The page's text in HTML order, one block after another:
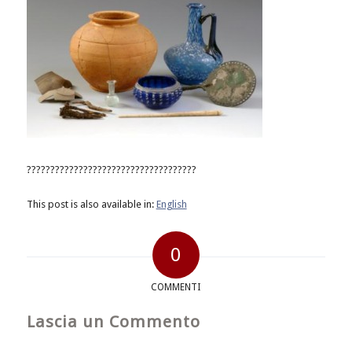
????????????????????????????????????
This post is also available in: English
0
COMMENTI
Lascia un Commento